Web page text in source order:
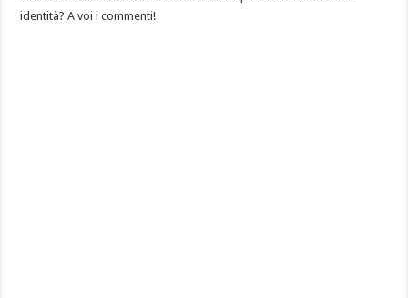
identità? A voi i commenti!